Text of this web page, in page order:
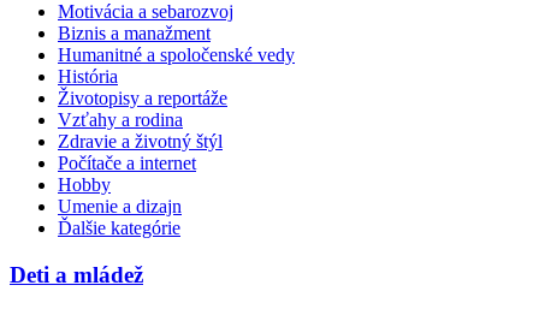
Motivácia a sebarozvoj
Biznis a manažment
Humanitné a spoločenské vedy
História
Životopisy a reportáže
Vzťahy a rodina
Zdravie a životný štýl
Počítače a internet
Hobby
Umenie a dizajn
Ďalšie kategórie
Deti a mládež